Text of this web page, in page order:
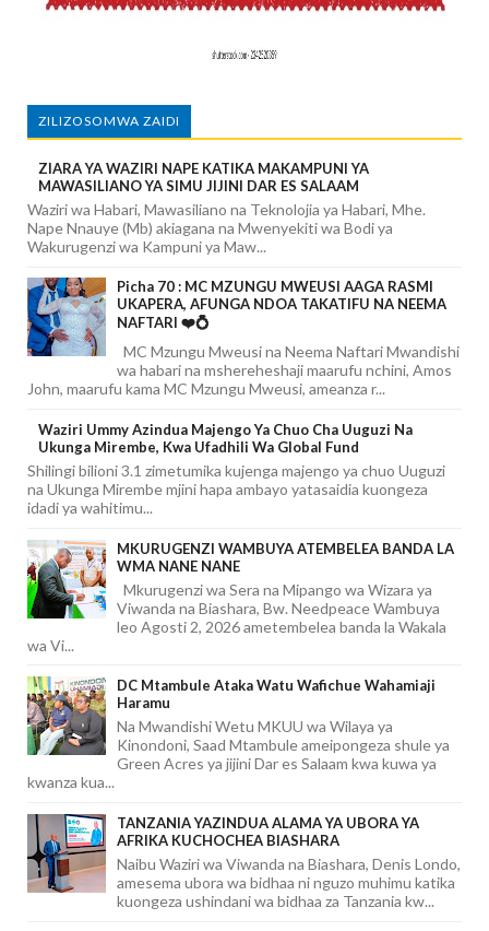
ZILIZOSOMWA ZAIDI
ZIARA YA WAZIRI NAPE KATIKA MAKAMPUNI YA
MAWASILIANO YA SIMU JIJINI DAR ES SALAAM
Waziri wa Habari, Mawasiliano na Teknolojia ya Habari, Mhe.
Nape Nnauye (Mb) akiagana na Mwenyekiti wa Bodi ya
Wakurugenzi wa Kampuni ya Maw...
Picha 70 : MC MZUNGU MWEUSI AAGA RASMI
UKAPERA, AFUNGA NDOA TAKATIFU NA NEEMA
NAFTARI ❤️💍
MC Mzungu Mweusi na Neema Naftari Mwandishi
wa habari na mshereheshaji maarufu nchini, Amos
John, maarufu kama MC Mzungu Mweusi, ameanza r...
Waziri Ummy Azindua Majengo Ya Chuo Cha Uuguzi Na
Ukunga Mirembe, Kwa Ufadhili Wa Global Fund
Shilingi bilioni 3.1 zimetumika kujenga majengo ya chuo Uuguzi
na Ukunga Mirembe mjini hapa ambayo yatasaidia kuongeza
idadi ya wahitimu...
MKURUGENZI WAMBUYA ATEMBELEA BANDA LA
WMA NANE NANE
Mkurugenzi wa Sera na Mipango wa Wizara ya
Viwanda na Biashara, Bw. Needpeace Wambuya
leo Agosti 2, 2026 ametembelea banda la Wakala
wa Vi...
DC Mtambule Ataka Watu Wafichue Wahamiaji
Haramu
Na Mwandishi Wetu MKUU wa Wilaya ya
Kinondoni, Saad Mtambule ameipongeza shule ya
Green Acres ya jijini Dar es Salaam kwa kuwa ya
kwanza kua...
TANZANIA YAZINDUA ALAMA YA UBORA YA
AFRIKA KUCHOCHEA BIASHARA
Naibu Waziri wa Viwanda na Biashara, Denis Londo,
amesema ubora wa bidhaa ni nguzo muhimu katika
kuongeza ushindani wa bidhaa za Tanzania kw...